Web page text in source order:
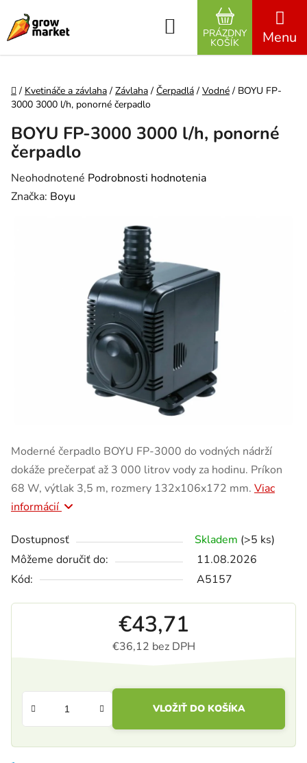
Hľadať
NÁKUPNÝ
PRÁZDNY
KOŠÍK
Domov
/ Kvetináče a závlaha / Závlaha / Čerpadlá / Vodné / BOYU FP-
3000 3000 l/h, ponorné čerpadlo
Moderné čerpadlo BOYU FP-3000 do vodných nádrží
dokáže prečerpať až 3 000 litrov vody za hodinu. Príkon
68 W, výtlak 3,5 m, rozmery 132x106x172 mm. Viac
informácií
Dostupnosť Skladem (>5 ks)
Môžeme doručiť do:
11.08.2026
Kód:
A5157
€43,71
€36,12 bez DPH
VLOŽIŤ DO KOŠÍKA
BOYU FP-3000 3000 l/h, ponorné
čerpadlo
Priemerné hodnotenie produktu je 0,0 z 5 hviezdičiek.
Neohodnotené Podrobnosti hodnotenia
Značka: Boyu